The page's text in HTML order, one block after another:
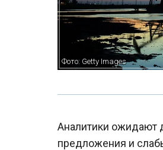
Фото: Getty Images
Аналитики ожидают
предложения и